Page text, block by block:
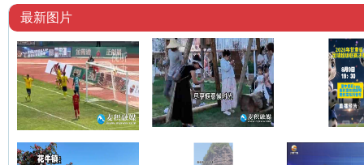
最新图片